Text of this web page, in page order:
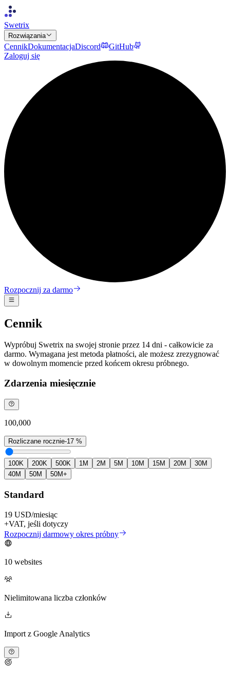
Swetrix
Rozwiązania
CennikDokumentacjaDiscord
GitHub
Zaloguj się
Rozpocznij za darmo
Cennik
Wypróbuj Swetrix na swojej stronie przez 14 dni - całkowicie za
darmo. Wymagana jest metoda płatności, ale możesz zrezygnować
w dowolnym momencie przed końcem okresu próbnego.
Zdarzenia miesięcznie
100,000
Rozliczane rocznie-17 %
100K 200K 500K 1M 2M 5M 10M 15M 20M
30M
40M
50M 50M+
Standard
19 USD/miesiąc
+VAT, jeśli dotyczy
Rozpocznij darmowy okres próbny
10 websites
Nielimitowana liczba członków
Import z Google Analytics